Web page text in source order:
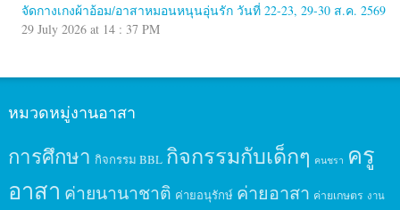
จัดกางเกงผ้าอ้อม/อาสาหมอนหนุนอุ่นรัก วันที่ 22-23, 29-30 ส.ค. 2569
29 July 2026 at 14 : 37 PM
หมวดหมู่งานอาสา
การศึกษา กิจกรรม BBL กิจกรรมกับเด็กๆ คนชรา ครู
อาสา ค่ายนานาชาติ ค่ายอนุรักษ์ ค่ายอาสา ค่ายเกษตร งาน